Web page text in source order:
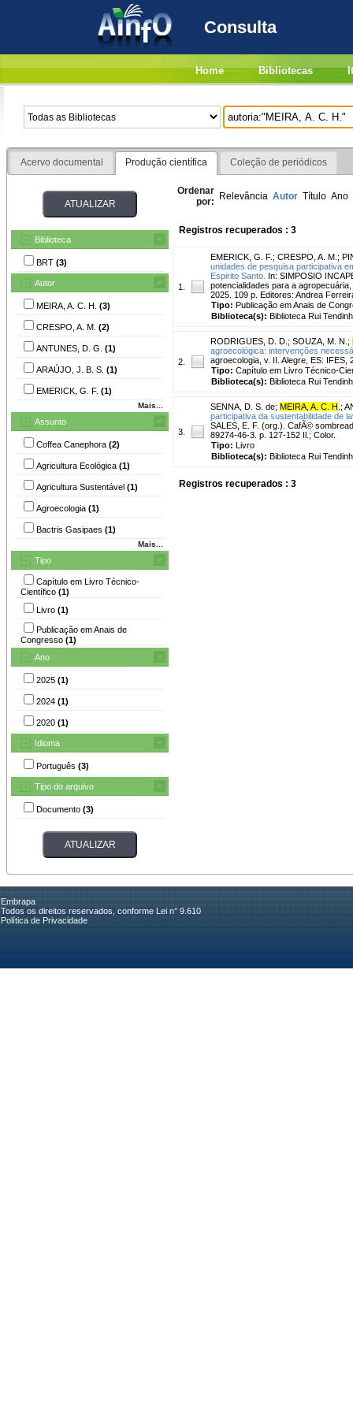
Consulta
Home Bibliotecas
Acervo documental Produção científica Coleção de periódicos
Biblioteca
BRT (3)
Autor
MEIRA, A. C. H. (3)
CRESPO, A. M. (2)
ANTUNES, D. G. (1)
ARAÚJO, J. B. S. (1)
EMERICK, G. F. (1)
Mais...
Assunto
Coffea Canephora (2)
Agricultura Ecológica (1)
Agricultura Sustentável (1)
Agroecologia (1)
Bactris Gasipaes (1)
Mais...
Tipo
Capítulo em Livro Técnico-
Científico (1)
Livro (1)
Publicação em Anais de
Congresso (1)
Ano
2025 (1)
2024 (1)
2020 (1)
Idioma
Português (3)
Tipo do arquivo
Documento (3)
Ordenar
por: Relevância Autor Título Ano
Registros recuperados : 3
1.
EMERICK, G. F. ; CRESPO, A. M. ;
unidades de pesquisa participativa
Espirito Santo. In: SIMPOSIO
potencialidades para a
2025. 109 p. Editores: Andrea
Tipo: Publicação em Anais de
Biblioteca(s): Biblioteca Rui
2.
RODRIGUES, D. D. ; SOUZA, M. N. ;
agroecológica: intervenções
agroecologia, v. II. Alegre, ES: IFES,
Tipo: Capítulo em Livro Técnico-
Biblioteca(s): Biblioteca Rui
3.
SENNA, D. S. de; MEIRA, A. C. H ;
participativa da sustentabilidade de
SALES, E. F. (org.). CafÃ©
89274-46-3. p. 127-152 Il.; Color.
Tipo: Livro
Biblioteca(s): Biblioteca Rui
Registros recuperados : 3
Embrapa
Todos os direitos reservados, conforme Lei n° 9.610
Política de Privacidade